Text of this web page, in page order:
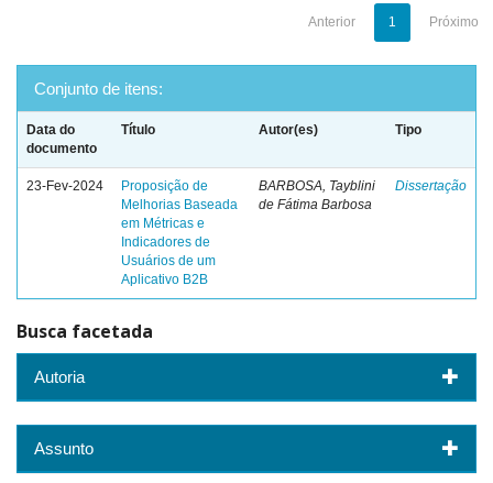
Anterior 1 Próximo
Conjunto de itens:
Data do
documento
Título Autor(es) Tipo
23-Fev-2024
Proposição de
Melhorias Baseada
em Métricas e
Indicadores de
Usuários de um
Aplicativo B2B
BARBOSA, Tayblini
de Fátima Barbosa
Dissertação
Busca facetada
Autoria
Assunto